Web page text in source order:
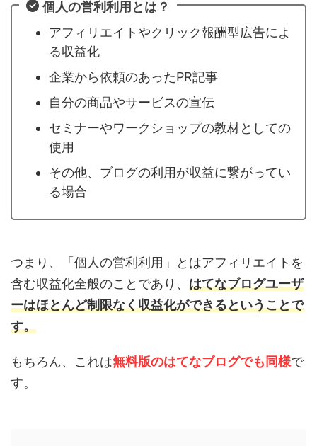
個人の営利利用とは？
アフィリエイトやクリック報酬型広告によ
る収益化
企業から依頼のあったPR記事
自分の商品やサービスの宣伝
セミナーやワークショップの教材としての
使用
その他、ブログの利用が収益に繋がってい
る場合
つまり、「個人の営利利用」とはアフィリエイトを
含む収益化全般のことであり、 はてなブログユーザ
ーはほとんど制限なく収益化ができるということで
す。
もちろん、これは無料版のはてなブログでも同様で
す。